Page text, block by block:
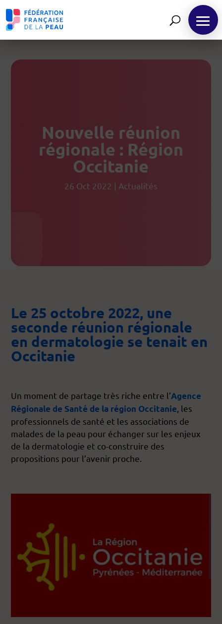
Nouvelle réunion
régionale : Région
Occitanie
26 Oct 2022 | Actualités
Le 25 octobre 2022, une
seconde réunion régionale
en dermatologie se tenait en
Occitanie
Un moment de partage très riche entre l’Agence
Régionale de Santé de la région Occitanie , les
professionnels de santé et les associations de
malades de la peau pour échanger sur les enjeux
de la dermatologie et co-construire des
propositions pour l’avenir proche.
FR